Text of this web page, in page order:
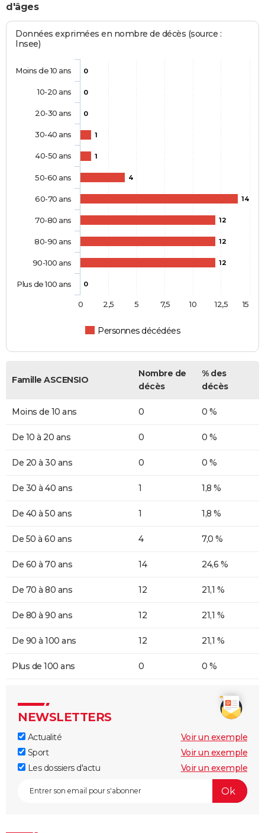
d'âges
Données exprimées en nombre de décès (source :
Insee)
0
0
0
1
1
4
14
12
12
12
0
Personnes décédées
Moins de 10 ans
10-20 ans
20-30 ans
30-40 ans
40-50 ans
50-60 ans
60-70 ans
70-80 ans
80-90 ans
90-100 ans
Plus de 100 ans
0 2,5 5 7,5 10 12,5 15
Famille ASCENSIO
Nombre de
décès
% des
décès
Moins de 10 ans 0 0 %
De 10 à 20 ans 0 0 %
De 20 à 30 ans 0 0 %
De 30 à 40 ans 1 1,8 %
De 40 à 50 ans 1 1,8 %
De 50 à 60 ans 4 7,0 %
De 60 à 70 ans 14 24,6 %
De 70 à 80 ans 12 21,1 %
De 80 à 90 ans 12 21,1 %
De 90 à 100 ans 12 21,1 %
Plus de 100 ans 0 0 %
NEWSLETTERS
Actualité
Voir un exemple
Sport
Voir un exemple
Les dossiers d'actu
Voir un exemple